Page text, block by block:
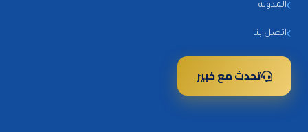
المدونة
اتصل بنا
تحدث مع خبير